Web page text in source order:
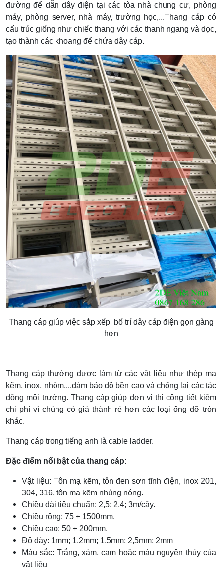
đường để dẫn dây điện tại các tòa nhà chung cư, phòng
máy, phòng server, nhà máy, trường học,...Thang cáp có
cấu trúc giống như chiếc thang với các thanh ngang và dọc,
tạo thành các khoang để chứa dây cáp.
Thang cáp giúp việc sắp xếp, bố trí dây cáp điện gọn gàng
hơn
Thang cáp thường được làm từ các vật liệu như thép mạ
kẽm, inox, nhôm,...đảm bảo độ bền cao và chống lại các tác
động môi trường. Thang cáp giúp đơn vị thi công tiết kiệm
chi phí vì chúng có giá thành rẻ hơn các loại ống đỡ tròn
khác.
Thang cáp trong tiếng anh là cable ladder.
Đặc điểm nổi bật của thang cáp:
Vật liệu: Tôn mạ kẽm, tôn đen sơn tĩnh điện, inox 201,
304, 316, tôn mạ kẽm nhúng nóng.
Chiều dài tiêu chuẩn: 2,5; 2,4; 3m/cây.
Chiều rộng: 75 ÷ 1500mm.
Chiều cao: 50 ÷ 200mm.
Độ dày: 1mm; 1,2mm; 1,5mm; 2,5mm; 2mm
Màu sắc: Trắng, xám, cam hoặc màu nguyên thủy của
vật liệu